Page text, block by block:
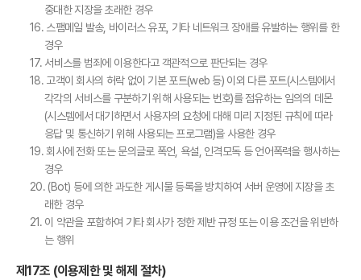
중대한 지장을 초래한 경우
16. 스팸메일 발송, 바이러스 유포, 기타 네트워크 장애를 유발하는 행위를 한
경우
17. 서비스를 범죄에 이용한다고 객관적으로 판단되는 경우
18. 고객이 회사의 허락 없이 기본 포트(web 등) 이외 다른 포트(시스템에서
각각의 서비스를 구분하기 위해 사용되는 번호)를 점유하는 임의의 데몬
(시스템에서 대기하면서 사용자의 요청에 대해 미리 지정된 규칙에 따라
응답 및 통신하기 위해 사용되는 프로그램)을 사용한 경우
19. 회사에 전화 또는 문의글로 폭언, 욕설, 인격모독 등 언어폭력을 행사하는
경우
20. (Bot) 등에 의한 과도한 게시물 등록을 방치하여 서버 운영에 지장을 초
래한 경우
21. 이 약관을 포함하여 기타 회사가 정한 제반 규정 또는 이용 조건을 위반하
는 행위
제17조 (이용제한 및 해제 절차)